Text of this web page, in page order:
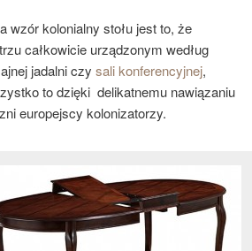
wzór kolonialny stołu jest to, że
całkowicie urządzonym według
jadalni czysali konferencyjnej,
to dzięki delikatnemu nawiązaniu
europejscy kolonizatorzy.